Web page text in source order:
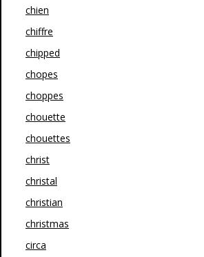
chien
chiffre
chipped
chopes
choppes
chouette
chouettes
christ
christal
christian
christmas
circa